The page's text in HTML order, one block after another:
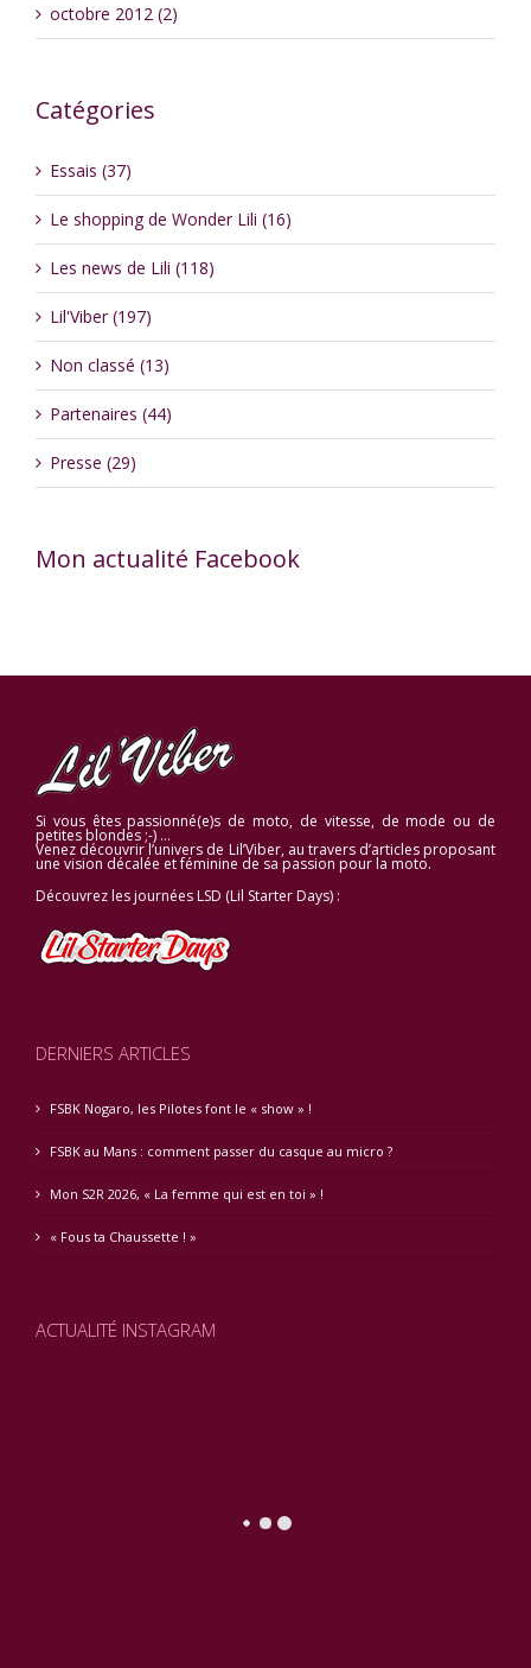
octobre 2012 (2)
Catégories
Essais (37)
Le shopping de Wonder Lili (16)
Les news de Lili (118)
Lil'Viber (197)
Non classé (13)
Partenaires (44)
Presse (29)
Mon actualité Facebook
Si vous êtes passionné(e)s de moto, de vitesse, de mode ou de
petites blondes ;-) …
Venez découvrir l’univers de Lil’Viber, au travers d’articles proposant
une vision décalée et féminine de sa passion pour la moto.
Découvrez les journées LSD (Lil Starter Days) :
DERNIERS ARTICLES
FSBK Nogaro, les Pilotes font le « show » !
FSBK au Mans : comment passer du casque au micro ?
Mon S2R 2026, « La femme qui est en toi » !
« Fous ta Chaussette ! »
ACTUALITÉ INSTAGRAM